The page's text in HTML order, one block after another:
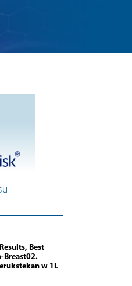
Best
Breast02.
w 1L